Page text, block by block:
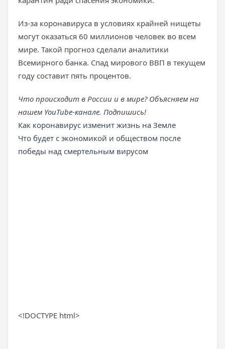
Из-за коронавируса в условиях крайней нищеты
могут оказаться 60 миллионов человек во всем
мире. Такой прогноз сделали аналитики
Всемирного банка. Спад мирового ВВП в текущем
году составит пять процентов.
Что происходит в России и в мире? Объясняем на
нашем YouTube-канале. Подпишись!
Как коронавирус изменит жизнь на Земле
Что будет с экономикой и обществом после
победы над смертельным вирусом
<!DOCTYPE html>